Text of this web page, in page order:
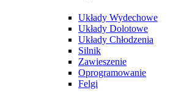
Układy Wydechowe
Układy Dolotowe
Układy Chłodzenia
Silnik
Zawieszenie
Oprogramowanie
Felgi